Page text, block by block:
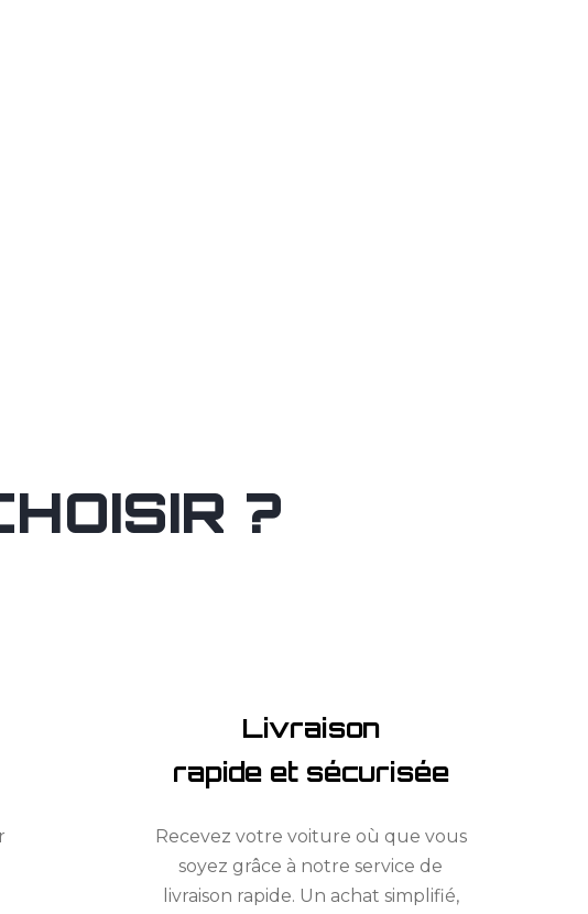
?
Livraison
rapide et sécurisée
Recevez votre voiture où que vous
soyez grâce à notre service de
livraison rapide. Un achat simplifié,